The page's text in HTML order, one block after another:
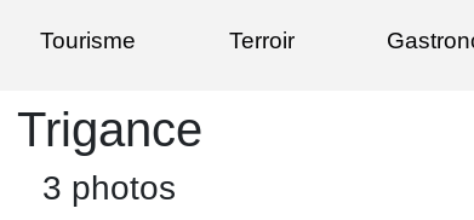
Tourisme Terroir
Trigance
3 photos